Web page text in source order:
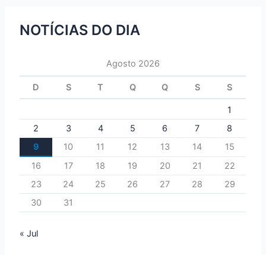
NOTÍCIAS DO DIA
Agosto 2026
D S T Q Q S S
1
2
3 4 5 6 7
8
9
10 11 12 13 14
15
16
17 18 19 20 21
22
23
24 25 26 27 28
29
30
31
« Jul